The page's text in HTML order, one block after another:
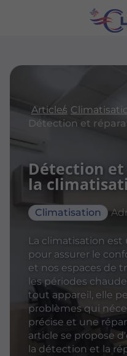
Articles
Détection
la
Climatisation
La climatisation
pour assurer le
et nos espaces de
les périodes
tout appareil, elle
problèmes qui
précise et une
article se propose
la détection et la